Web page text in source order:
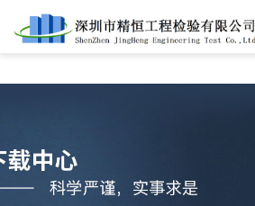
开云体育·开云官方网站